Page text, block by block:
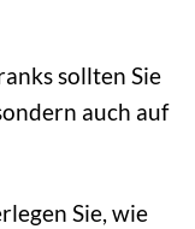
sollten Sie
auch auf
Sie, wie